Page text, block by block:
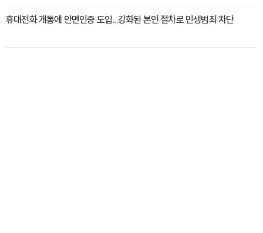
휴대전화 개통에 안면인증 도입...강화된 본인 절차로 민생범죄 차단